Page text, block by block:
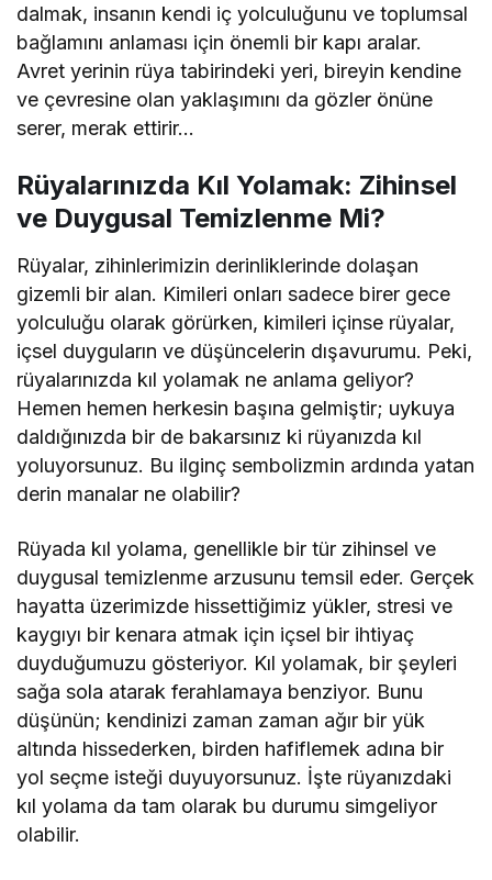
dalmak, insanın kendi iç yolculuğunu ve toplumsal
bağlamını anlaması için önemli bir kapı aralar.
Avret yerinin rüya tabirindeki yeri, bireyin kendine
ve çevresine olan yaklaşımını da gözler önüne
serer, merak ettirir…
Rüyalarınızda Kıl Yolamak: Zihinsel
ve Duygusal Temizlenme Mi?
Rüyalar, zihinlerimizin derinliklerinde dolaşan
gizemli bir alan. Kimileri onları sadece birer gece
yolculuğu olarak görürken, kimileri içinse rüyalar,
içsel duyguların ve düşüncelerin dışavurumu. Peki,
rüyalarınızda kıl yolamak ne anlama geliyor?
Hemen hemen herkesin başına gelmiştir; uykuya
daldığınızda bir de bakarsınız ki rüyanızda kıl
yoluyorsunuz. Bu ilginç sembolizmin ardında yatan
derin manalar ne olabilir?
Rüyada kıl yolama, genellikle bir tür zihinsel ve
duygusal temizlenme arzusunu temsil eder. Gerçek
hayatta üzerimizde hissettiğimiz yükler, stresi ve
kaygıyı bir kenara atmak için içsel bir ihtiyaç
duyduğumuzu gösteriyor. Kıl yolamak, bir şeyleri
sağa sola atarak ferahlamaya benziyor. Bunu
düşünün; kendinizi zaman zaman ağır bir yük
altında hissederken, birden hafiflemek adına bir
yol seçme isteği duyuyorsunuz. İşte rüyanızdaki
kıl yolama da tam olarak bu durumu simgeliyor
olabilir.